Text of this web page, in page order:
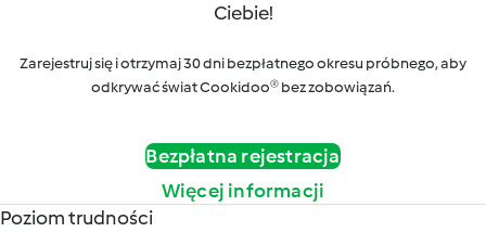
Ciebie!
Zarejestruj się i otrzymaj 30 dni bezpłatnego okresu próbnego, aby
odkrywać świat Cookidoo® bez zobowiązań.
Bezpłatna rejestracja
Więcej informacji
Poziom trudności